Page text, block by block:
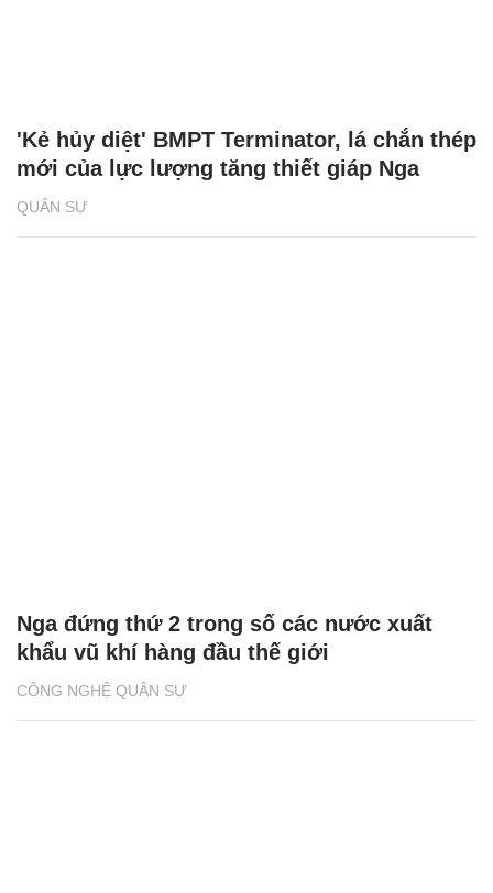
QUÂN SỰ
'Kẻ hủy diệt' BMPT Terminator, lá chắn thép
mới của lực lượng tăng thiết giáp Nga
CÔNG NGHỆ QUÂN SỰ
Nga đứng thứ 2 trong số các nước xuất
khẩu vũ khí hàng đầu thế giới